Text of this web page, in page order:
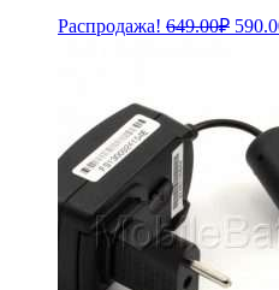
Распродажа! 649.00₽